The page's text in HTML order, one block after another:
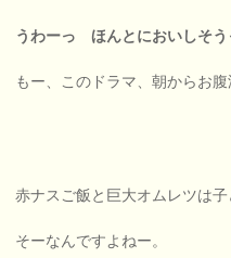
うわーっ ほんとにおいしそう
もー、このドラマ、朝からお腹
赤ナスご飯と巨大オムレツは子
そーなんですよねー。